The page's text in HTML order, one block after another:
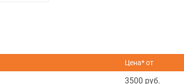
Цена* от
3500 руб.